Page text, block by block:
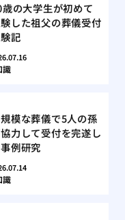
の大学生が初めて
した祖父の葬儀受付
記
識
模な葬儀で5人の孫
力して受付を完遂し
例研究
識